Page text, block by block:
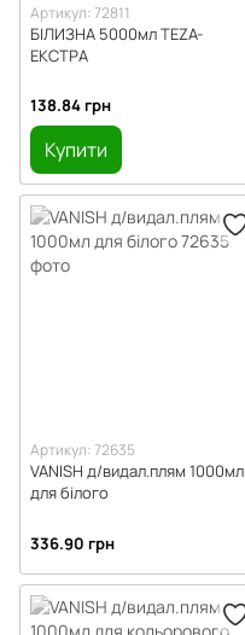
Артикул: 72811
БІЛИЗНА 5000мл TEZA-
ЕКСТРА
138.84 грн
Купити
Артикул: 72635
VANISH д/видал.плям 1000мл
для білого
336.90 грн